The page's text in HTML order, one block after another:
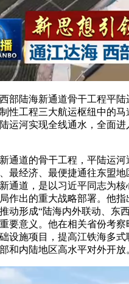
部陆海新通道骨干工程平
性工程三大航运枢纽中的马
运河实现全线通水，全面进
通道的骨干工程，平陆运河
最经济、最便捷通往东盟地
通道，是以习近平同志为核
作出的重大战略部署。他指
动形成“陆海内外联动、东
要意义。他在相关省份考
设施项目，提高江铁海多式
和内陆地区高水平对外开放